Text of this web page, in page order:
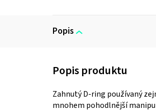
Popis
Zahnutý D-ring používaný
mnohem pohodlnější